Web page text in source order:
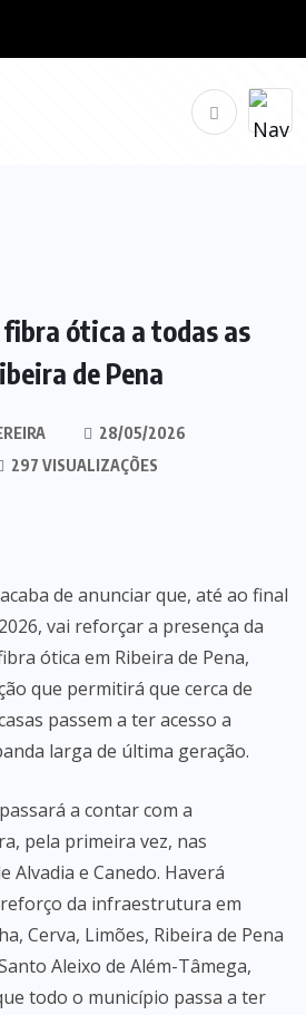
ótica a todas as
de Pena
28/05/2026
297 VISUALIZAÇÕES
de anunciar que, até ao final
vai reforçar a presença da
ótica em Ribeira de Pena,
que permitirá que cerca de
passem a ter acesso a
larga de última geração.
a contar com a
pela primeira vez, nas
Alvadia e Canedo. Haverá
da infraestrutura em
Cerva, Limões, Ribeira de Pena
Aleixo de Além-Tâmega,
todo o município passa a ter